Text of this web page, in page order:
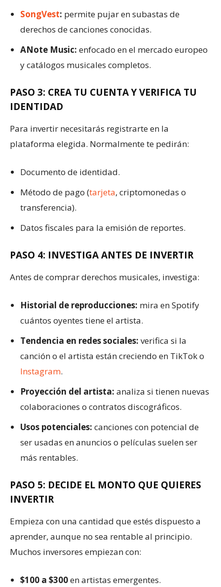
SongVest: permite pujar en subastas de
derechos de canciones conocidas.
ANote Music: enfocado en el mercado europeo
y catálogos musicales completos.
PASO 3: CREA TU CUENTA Y VERIFICA TU
IDENTIDAD
Para invertir necesitarás registrarte en la
plataforma elegida. Normalmente te pedirán:
Documento de identidad.
Método de pago (tarjeta, criptomonedas o
transferencia).
Datos fiscales para la emisión de reportes.
PASO 4: INVESTIGA ANTES DE INVERTIR
Antes de comprar derechos musicales, investiga:
Historial de reproducciones: mira en Spotify
cuántos oyentes tiene el artista.
Tendencia en redes sociales: verifica si la
canción o el artista están creciendo en TikTok o
Instagram.
Proyección del artista: analiza si tienen nuevas
colaboraciones o contratos discográficos.
Usos potenciales: canciones con potencial de
ser usadas en anuncios o películas suelen ser
más rentables.
PASO 5: DECIDE EL MONTO QUE QUIERES
INVERTIR
Empieza con una cantidad que estés dispuesto a
aprender, aunque no sea rentable al principio.
Muchos inversores empiezan con:
$100 a $300en artistas emergentes.